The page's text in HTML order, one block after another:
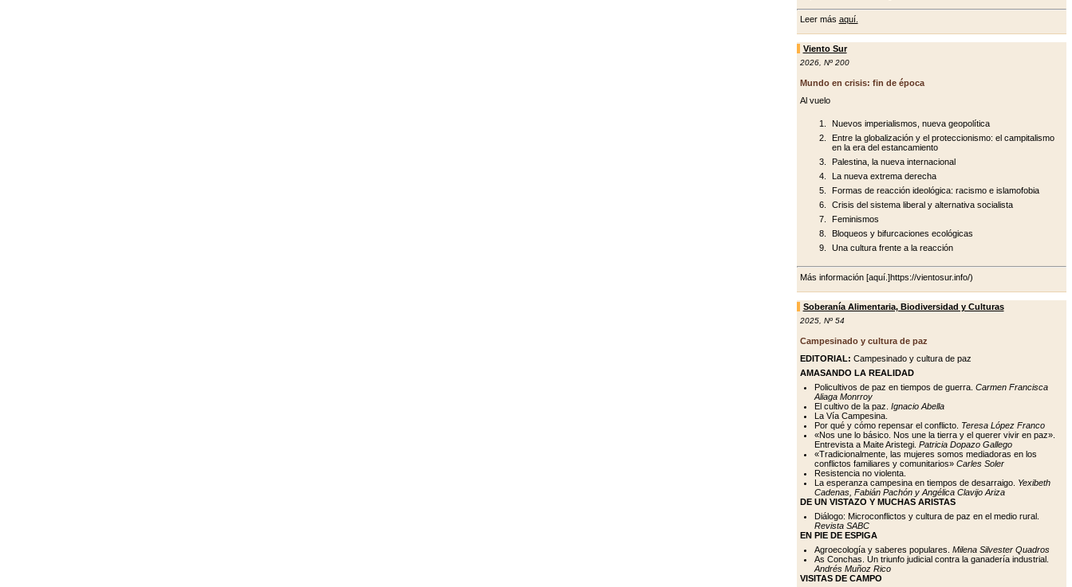
Leer más aquí.
Viento Sur
2026, Nº 200
Mundo en crisis: fin de época
Al vuelo
Nuevos imperialismos, nueva geopolítica
Entre la globalización y el proteccionismo: el campitalismo
en la era del estancamiento
Palestina, la nueva internacional
La nueva extrema derecha
Formas de reacción ideológica: racismo e islamofobia
Crisis del sistema liberal y alternativa socialista
Feminismos
Bloqueos y bifurcaciones ecológicas
Una cultura frente a la reacción
Más información [aquí.]https://vientosur.info/)
Soberanía Alimentaria, Biodiversidad y Culturas
2025, Nº 54
Campesinado y cultura de paz
EDITORIAL: Campesinado y cultura de paz
AMASANDO LA REALIDAD
Policultivos de paz en tiempos de guerra. Carmen Francisca
Aliaga Monrroy
El cultivo de la paz. Ignacio Abella
La Vía Campesina.
Por qué y cómo repensar el conflicto. Teresa López Franco
«Nos une lo básico. Nos une la tierra y el querer vivir en paz».
Entrevista a Maite Aristegi. Patricia Dopazo Gallego
«Tradicionalmente, las mujeres somos mediadoras en los
conflictos familiares y comunitarios» Carles Soler
Resistencia no violenta.
La esperanza campesina en tiempos de desarraigo. Yexibeth
Cadenas, Fabián Pachón y Angélica Clavijo Ariza
DE UN VISTAZO Y MUCHAS ARISTAS
Diálogo: Microconflictos y cultura de paz en el medio rural.
Revista SABC
EN PIE DE ESPIGA
Agroecología y saberes populares. Milena Silvester Quadros
As Conchas. Un triunfo judicial contra la ganadería industrial.
Andrés Muñoz Rico
VISITAS DE CAMPO